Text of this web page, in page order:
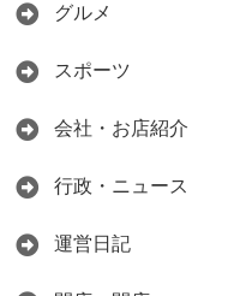
グルメ
スポーツ
会社・お店紹介
行政・ニュース
運営日記